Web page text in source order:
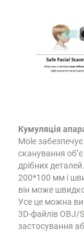
Кумуляція
Mole
сканування
дрібних
200*100 мм і
він може
Усе це можна
3D-файлів OBJ/
застосування